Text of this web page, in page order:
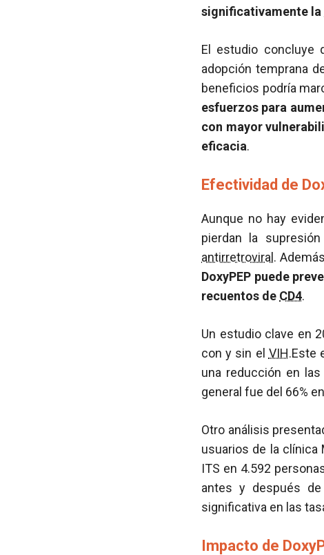
significativamente la
El estudio concluye
adopción temprana
beneficios podría
esfuerzos para
con mayor
eficacia.
Efectividad de
Aunque no hay
pierdan la
antirretroviral . Además
DoxyPEP puede
recuentos de CD4.
Un estudio clave en
con y sin el VIH.Este
una reducción en
general fue del 66%
Otro análisis
usuarios de la clínica
ITS en 4.592
antes y después
significativa en las
Impacto de